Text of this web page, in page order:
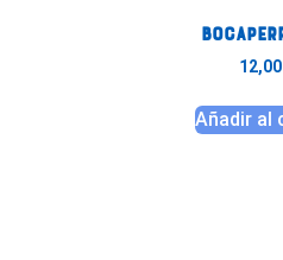
12,00
Añadir al